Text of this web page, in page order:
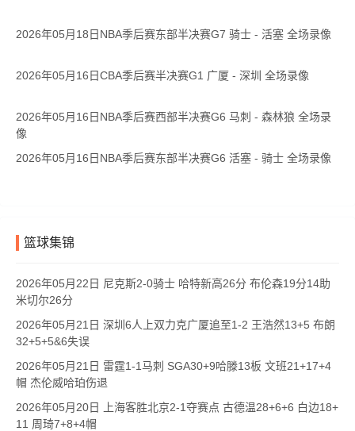
2026年05月18日NBA季后赛东部半决赛G7 骑士 - 活塞 全场录像
2026年05月16日CBA季后赛半决赛G1 广厦 - 深圳 全场录像
2026年05月16日NBA季后赛西部半决赛G6 马刺 - 森林狼 全场录
像
2026年05月16日NBA季后赛东部半决赛G6 活塞 - 骑士 全场录像
篮球集锦
2026年05月22日 尼克斯2-0骑士 哈特新高26分 布伦森19分14助
米切尔26分
2026年05月21日 深圳6人上双力克广厦追至1-2 王浩然13+5 布朗
32+5+5&6失误
2026年05月21日 雷霆1-1马刺 SGA30+9哈滕13板 文班21+17+4
帽 杰伦威哈珀伤退
2026年05月20日 上海客胜北京2-1夺赛点 古德温28+6+6 白边18+
11 周琦7+8+4帽